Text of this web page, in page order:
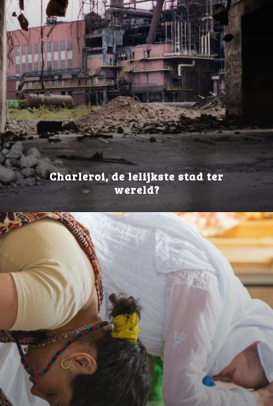
Charleroi, de lelijkste stad ter
wereld?